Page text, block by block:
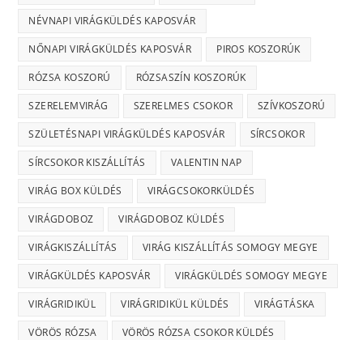
NÉVNAPI VIRÁGKÜLDÉS KAPOSVÁR
NŐNAPI VIRÁGKÜLDÉS KAPOSVÁR PIROS KOSZORÚK
RÓZSA KOSZORÚ RÓZSASZÍN KOSZORÚK
SZERELEMVIRÁG SZERELMES CSOKOR SZÍVKOSZORÚ
SZÜLETÉSNAPI VIRÁGKÜLDÉS KAPOSVÁR SÍRCSOKOR
SÍRCSOKOR KISZÁLLÍTÁS VALENTIN NAP
VIRÁG BOX KÜLDÉS VIRÁGCSOKORKÜLDÉS
VIRÁGDOBOZ VIRÁGDOBOZ KÜLDÉS
VIRÁGKISZÁLLÍTÁS VIRÁG KISZÁLLÍTÁS SOMOGY MEGYE
VIRÁGKÜLDÉS KAPOSVÁR VIRÁGKÜLDÉS SOMOGY MEGYE
VIRÁGRIDIKÜL VIRÁGRIDIKÜL KÜLDÉS VIRÁGTÁSKA
VÖRÖS RÓZSA VÖRÖS RÓZSA CSOKOR KÜLDÉS